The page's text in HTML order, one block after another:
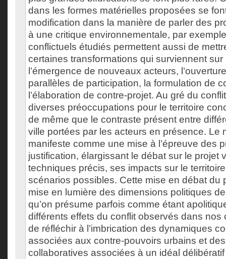
dans les formes matérielles proposées se
modification dans la manière de parler des
à une critique environnementale, par
conflictuels étudiés permettent aussi de
certaines transformations qui surviennent sur
l’émergence de nouveaux acteurs,
parallèles de participation, la formulation de
l’élaboration de contre-projet. Au gré du
diverses préoccupations pour le territoire
de même que le contraste présent entre
ville portées par les acteurs en présence. Le
manifeste comme une mise à l’épreuve des
justification, élargissant le débat sur le projet
techniques précis, ses impacts sur le
scénarios possibles. Cette mise en débat du
mise en lumière des dimensions politiques
qu’on présume parfois comme étant
différents effets du conflit observés dans nos
de réfléchir à l’imbrication des dynamiques
associées aux contre-pouvoirs urbains et
collaboratives associées à un idéal